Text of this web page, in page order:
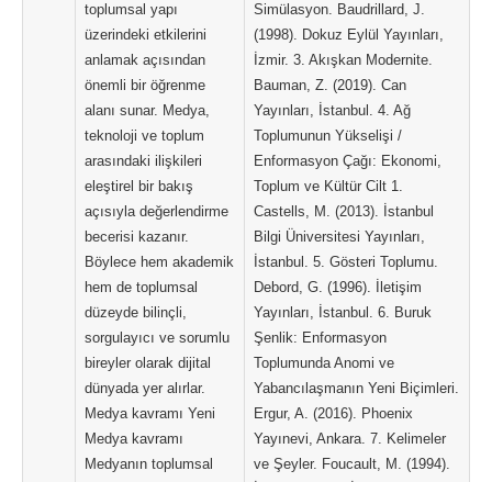
toplumsal yapı
üzerindeki etkilerini
anlamak açısından
önemli bir öğrenme
alanı sunar. Medya,
teknoloji ve toplum
arasındaki ilişkileri
eleştirel bir bakış
açısıyla değerlendirme
becerisi kazanır.
Böylece hem akademik
hem de toplumsal
düzeyde bilinçli,
sorgulayıcı ve sorumlu
bireyler olarak dijital
dünyada yer alırlar.
Medya kavramı Yeni
Medya kavramı
Medyanın toplumsal
Simülasyon. Baudrillard, J.
(1998). Dokuz Eylül Yayınları,
İzmir. 3. Akışkan Modernite.
Bauman, Z. (2019). Can
Yayınları, İstanbul. 4. Ağ
Toplumunun Yükselişi /
Enformasyon Çağı: Ekonomi,
Toplum ve Kültür Cilt 1.
Castells, M. (2013). İstanbul
Bilgi Üniversitesi Yayınları,
İstanbul. 5. Gösteri Toplumu.
Debord, G. (1996). İletişim
Yayınları, İstanbul. 6. Buruk
Şenlik: Enformasyon
Toplumunda Anomi ve
Yabancılaşmanın Yeni Biçimleri.
Ergur, A. (2016). Phoenix
Yayınevi, Ankara. 7. Kelimeler
ve Şeyler. Foucault, M. (1994).